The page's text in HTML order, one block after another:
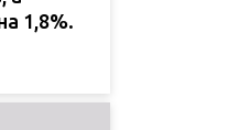
1,8%.